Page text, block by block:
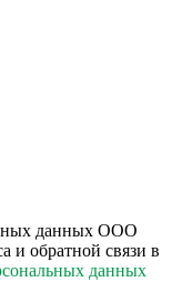
данных ООО
обратной связи в
данных